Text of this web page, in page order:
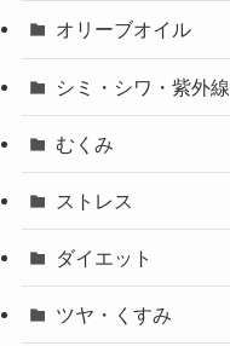
オリーブオイル
シミ・シワ・紫外線
むくみ
ストレス
ダイエット
ツヤ・くすみ